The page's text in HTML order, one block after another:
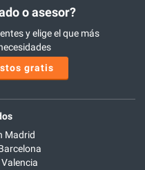
o asesor?
y elige el que más
gratis
Madrid